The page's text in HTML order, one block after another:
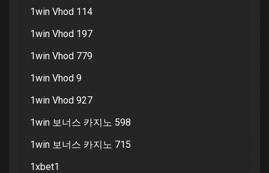
1win Vhod 114
1win Vhod 197
1win Vhod 779
1win Vhod 9
1win Vhod 927
1win 보너스 카지노 598
1win 보너스 카지노 715
1xbet1